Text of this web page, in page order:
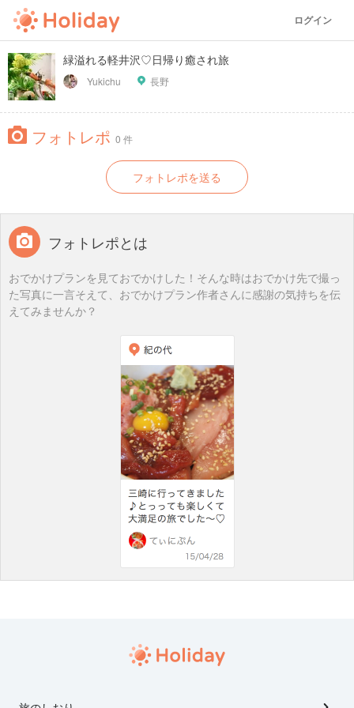
ログイン
緑溢れる軽井沢♡日帰り癒され旅
Yukichu 長野
フォトレポ 0 件
フォトレポを送る
フォトレポとは
おでかけプランを見ておでかけした！そんな時はおでかけ先で撮っ
た写真に一言そえて、おでかけプラン作者さんに感謝の気持ちを伝
えてみませんか？